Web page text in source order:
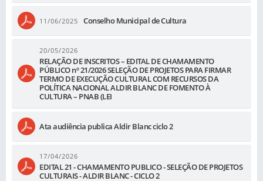
11/06/2025 Conselho Municipal de Cultura
20/05/2026
RELAÇÃO DE INSCRITOS – EDITAL DE CHAMAMENTO
PÚBLICO nº 21/2026 SELEÇÃO DE PROJETOS PARA FIRMAR
TERMO DE EXECUÇÃO CULTURAL COM RECURSOS DA
POLÍTICA NACIONAL ALDIR BLANC DE FOMENTO À
CULTURA – PNAB (LEI
Ata audiência publica Aldir Blanc ciclo 2
17/04/2026
EDITAL 21 - CHAMAMENTO PUBLICO - SELEÇÃO DE PROJETOS
CULTURAIS - ALDIR BLANC - CICLO 2